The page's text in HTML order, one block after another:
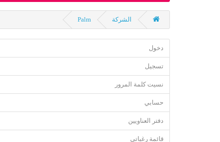
الشركة Palm
دخول
تسجيل
نسيت كلمة المرور
حسابي
دفتر العناويين
قائمة رغباتي